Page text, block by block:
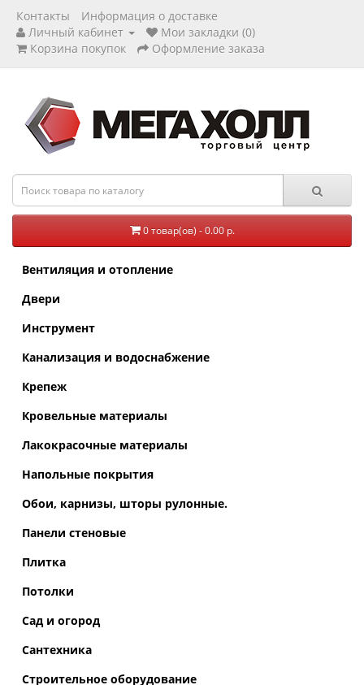
Контакты
Информация о доставке
Личный кабинет
Мои закладки (0)
Корзина покупок
Оформление заказа
0 товар(ов) - 0.00 р.
Вентиляция и отопление
Двери
Инструмент
Канализация и водоснабжение
Крепеж
Кровельные материалы
Лакокрасочные материалы
Напольные покрытия
Обои, карнизы, шторы рулонные.
Панели стеновые
Плитка
Потолки
Сад и огород
Сантехника
Строительное оборудование